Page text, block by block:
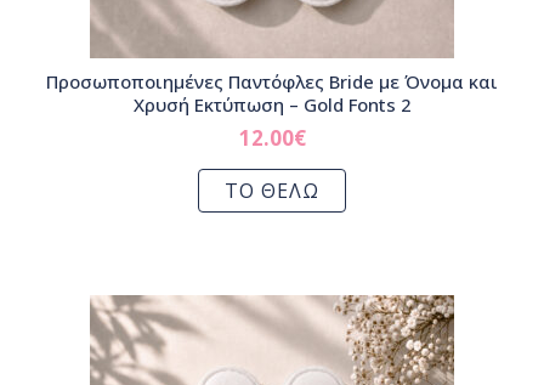
Προσωποποιημένες Παντόφλες Bride με Όνομα και
Χρυσή Εκτύπωση – Gold Fonts 2
12.00€
ΤΟ ΘΕΛΩ